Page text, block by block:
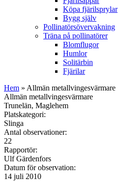
Köpa fjärilsprylar
Bygg själv
Pollinatörsövervakning
Träna på pollinatörer
Blomflugor
Humlor
Solitärbin
Fjärilar
Hem » Allmän metallvingesvärmare
Allmän metallvingesvärmare
Trunelän, Maglehem
Platskategori:
Slinga
Antal observationer:
22
Rapportör:
Ulf Gärdenfors
Datum för observation:
14 juli 2010